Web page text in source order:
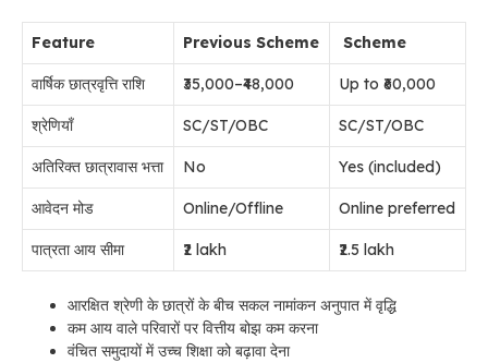
Feature Previous Scheme Scheme
वार्षिक छात्रवृत्ति राशि ₹35,000–₹48,000 Up to ₹60,000
श्रेणियाँ SC/ST/OBC SC/ST/OBC
अतिरिक्त छात्रावास भत्ता No Yes (included)
आवेदन मोड Online/Offline Online preferred
पात्रता आय सीमा ₹2 lakh ₹2.5 lakh
आरक्षित श्रेणी के छात्रों के बीच सकल नामांकन अनुपात में वृद्धि
कम आय वाले परिवारों पर वित्तीय बोझ कम करना
वंचित समुदायों में उच्च शिक्षा को बढ़ावा देना